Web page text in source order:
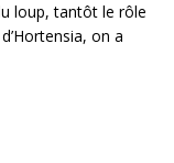
loup, tantôt le rôle
on a